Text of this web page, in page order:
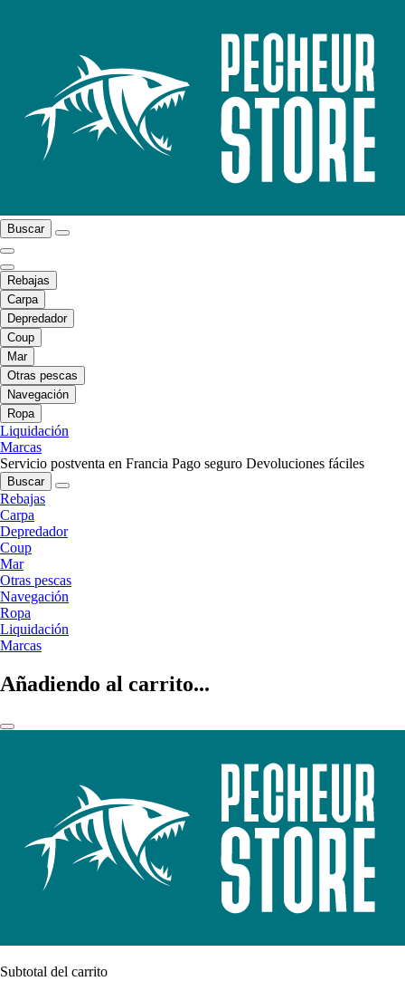
Buscar
Rebajas
Carpa
Depredador
Coup
Mar
Otras pescas
Navegación
Ropa
Liquidación
Marcas
Servicio postventa en Francia Pago seguro Devoluciones fáciles
Buscar
Rebajas
Carpa
Depredador
Coup
Mar
Otras pescas
Navegación
Ropa
Liquidación
Marcas
Añadiendo al carrito...
Subtotal del carrito